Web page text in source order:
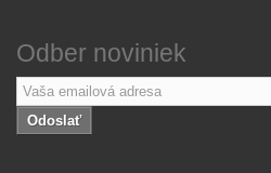
Odber noviniek
Odoslať